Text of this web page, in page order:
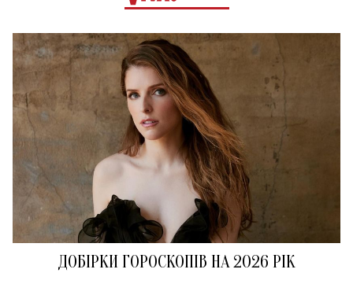
ДОБІРКИ ГОРОСКОПІВ НА 2026 РІК